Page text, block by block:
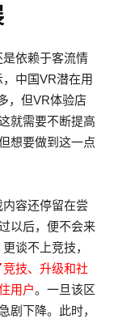
依赖于客流情
中国VR潜在用
，但VR体验店
就需要不断提高
想要做到这一点
容还停留在尝
以后，便不会来
谈不上竞技，
技、升级和社
用户。一旦该区
剧下降。此时，